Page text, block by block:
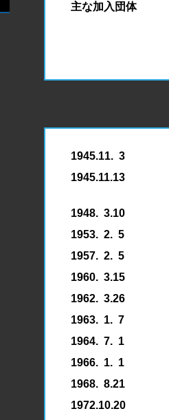
主な加入団体
1945.11. 3
1945.11.13
1948. 3.10
1953. 2. 5
1957. 2. 5
1960. 3.15
1962. 3.26
1963. 1. 7
1964. 7. 1
1966. 1. 1
1968. 8.21
1972.10.20